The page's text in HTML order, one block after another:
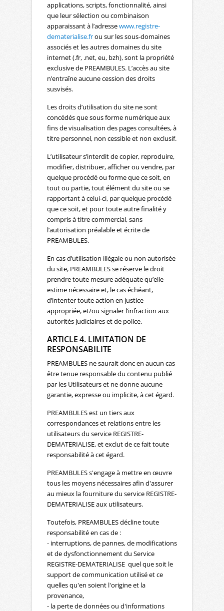
applications, scripts, fonctionnalité, ainsi
que leur sélection ou combinaison
apparaissant à l’adressewww.registre-
dematerialise.frou sur les sous-domaines
associés et les autres domaines du site
internet (.fr, .net, eu, bzh), sont la propriété
exclusive de PREAMBULES. L’accès au site
n’entraîne aucune cession des droits
susvisés.
Les droits d’utilisation du site ne sont
concédés que sous forme numérique aux
fins de visualisation des pages consultées, à
titre personnel, non cessible et non exclusif.
L’utilisateur s’interdit de copier, reproduire,
modifier, distribuer, afficher ou vendre, par
quelque procédé ou forme que ce soit, en
tout ou partie, tout élément du site ou se
rapportant à celui-ci, par quelque procédé
que ce soit, et pour toute autre finalité y
compris à titre commercial, sans
l’autorisation préalable et écrite de
PREAMBULES.
En cas d’utilisation illégale ou non autorisée
du site, PREAMBULES se réserve le droit
prendre toute mesure adéquate qu’elle
estime nécessaire et, le cas échéant,
d’intenter toute action en justice
appropriée, et/ou signaler l’infraction aux
autorités judiciaires et de police.
ARTICLE 4. LIMITATION DE
RESPONSABILITE
PREAMBULES ne saurait donc en aucun cas
être tenue responsable du contenu publié
par les Utilisateurs et ne donne aucune
garantie, expresse ou implicite, à cet égard.
PREAMBULES est un tiers aux
correspondances et relations entre les
utilisateurs du service REGISTRE-
DEMATERIALISE, et exclut de ce fait toute
responsabilité à cet égard.
PREAMBULES s'engage à mettre en œuvre
tous les moyens nécessaires afin d'assurer
au mieux la fourniture du service REGISTRE-
DEMATERIALISE aux utilisateurs.
Toutefois, PREAMBULES décline toute
responsabilité en cas de :
- interruptions, de pannes, de modifications
et de dysfonctionnement du Service
REGISTRE-DEMATERIALISE quel que soit le
support de communication utilisé et ce
quelles qu'en soient l'origine et la
provenance,
- la perte de données ou d'informations